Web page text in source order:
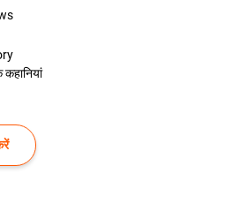
कहानियां